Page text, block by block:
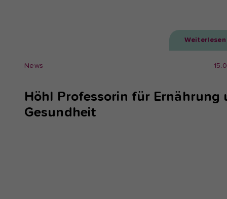
Weiterlesen
News
Höhl Professorin für Ernährung
Gesundheit